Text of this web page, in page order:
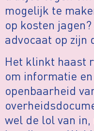
mogelijk te
op kosten
advocaat op zijn
Het klinkt haast
om informatie
openbaarheid
wel de lol van